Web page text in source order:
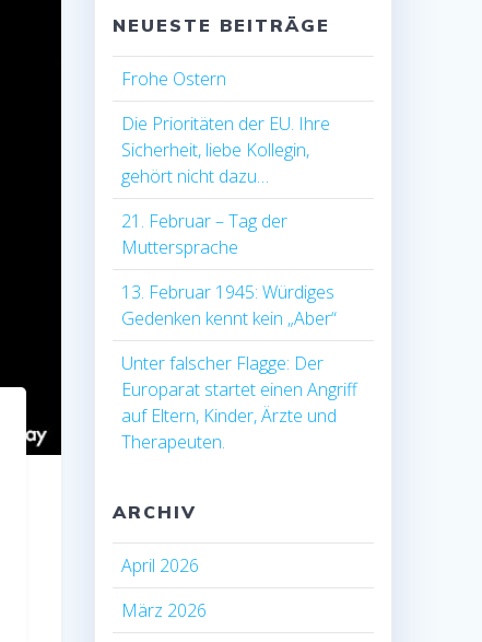
NEUESTE BEITRÄGE
Frohe Ostern
Die Prioritäten der EU. Ihre
Sicherheit, liebe Kollegin,
gehört nicht dazu…
21. Februar – Tag der
Muttersprache
13. Februar 1945: Würdiges
Gedenken kennt kein „Aber“
Unter falscher Flagge: Der
Europarat startet einen Angriff
auf Eltern, Kinder, Ärzte und
Therapeuten.
ARCHIV
April 2026
März 2026